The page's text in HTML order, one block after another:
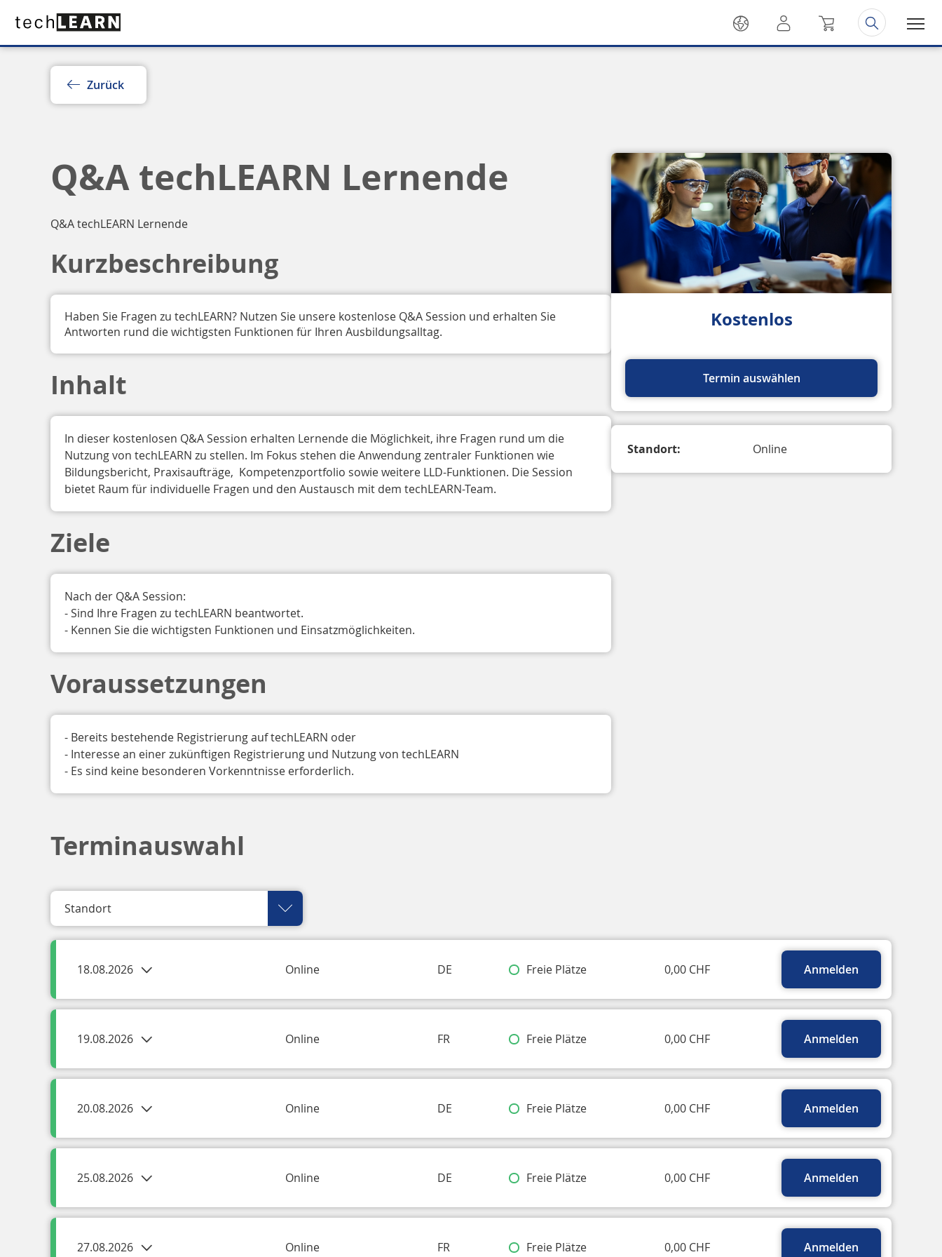
Zurück
Q&A techLEARN Lernende
Q&A techLEARN Lernende
Kurzbeschreibung
Haben Sie Fragen zu techLEARN? Nutzen Sie unsere kostenlose Q&A Session und erhalten Sie
Antworten rund die wichtigsten Funktionen für Ihren Ausbildungsalltag.
Inhalt
In dieser kostenlosen Q&A Session erhalten Lernende die Möglichkeit, ihre Fragen rund um die
Nutzung von techLEARN zu stellen. Im Fokus stehen die Anwendung zentraler Funktionen wie
Bildungsbericht, Praxisaufträge,  Kompetenzportfolio sowie weitere LLD-Funktionen. Die Session
bietet Raum für individuelle Fragen und den Austausch mit dem techLEARN-Team.
Ziele
Nach der Q&A Session:
- Sind Ihre Fragen zu techLEARN beantwortet.
- Kennen Sie die wichtigsten Funktionen und Einsatzmöglichkeiten.
Voraussetzungen
- Bereits bestehende Registrierung auf techLEARN oder
- Interesse an einer zukünftigen Registrierung und Nutzung von techLEARN
- Es sind keine besonderen Vorkenntnisse erforderlich.
Kostenlos
Termin auswählen
Standort: Online
Terminauswahl
Standort
18.08.2026 Online DE Freie Plätze 0,00 CHF Anmelden
19.08.2026 Online FR Freie Plätze 0,00 CHF Anmelden
20.08.2026 Online DE Freie Plätze 0,00 CHF Anmelden
25.08.2026 Online DE Freie Plätze 0,00 CHF Anmelden
27.08.2026 Online FR Freie Plätze 0,00 CHF Anmelden